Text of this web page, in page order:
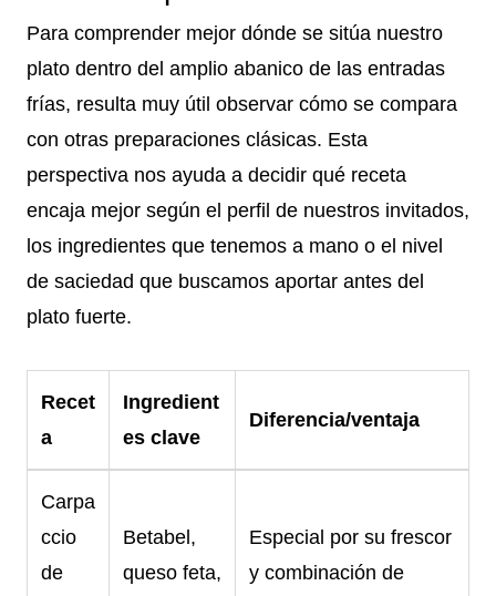
Para comprender mejor dónde se sitúa nuestro
plato dentro del amplio abanico de las entradas
frías, resulta muy útil observar cómo se compara
con otras preparaciones clásicas. Esta
perspectiva nos ayuda a decidir qué receta
encaja mejor según el perfil de nuestros invitados,
los ingredientes que tenemos a mano o el nivel
de saciedad que buscamos aportar antes del
plato fuerte.
Recet
a
Ingredient
es clave
Diferencia/ventaja
Carpa
ccio
de
Betabel,
queso feta,
Especial por su frescor
y combinación de